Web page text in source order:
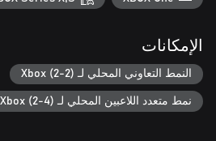
• المزيد من الأغاني في المتجر داخل اللعبة!
الإمكانات
النمط التعاوني المحلي لـ Xbox (2-2)
نمط متعدد اللاعبين المحلي لـ Xbox (2-4)